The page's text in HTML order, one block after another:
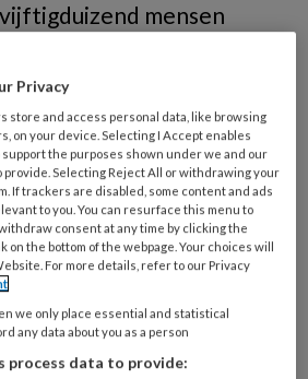
mensen
tongen. De medici
hoofd wat daarvan de
PREMIUM
de mogelijkheden
Privacy
store and access personal data, like browsing
on your device. Selecting I Accept enables
the purposes shown under we and our
provide. Selecting Reject All or withdrawing your
If trackers are disabled, some content and ads
to you. You can resurface this menu to
consent at any time by clicking the
on the bottom of the webpage. Your choices will
For more details, refer to our Privacy
we only place essential and statistical
any data about you as a person
process data to provide: